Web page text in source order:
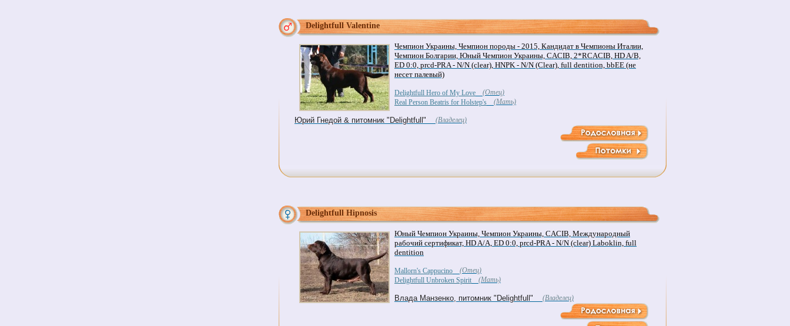
Delightfull Valentine
Чемпион Украины, Чемпион породы - 2015, Кандидат в Чемпионы Италии,
Чемпион Болгарии, Юный Чемпион Украины, CACIB, 2*RCACIB, HD A/B,
ED 0:0, prcd-PRA - N/N (clear), HNPK - N/N (Clear), full dentition, bbEE (не
несет палевый)
Delightfull Hero of My Love
(Отец)
Real Person Beatris for Holstep's
(Мать)
Юрий Гнедой & питомник "Delightfull" (Владелец)
Delightfull Hipnosis
Юный Чемпион Украины, Чемпион Украины, CACIB, Международный
рабочий сертификат, HD A/A, ED 0:0, prcd-PRA - N/N (clear) Laboklin, full
dentition
Mallorn's Cappucino
(Отец)
Delightfull Unbroken Spirit
(Мать)
Влада Манзенко, питомник "Delightfull" (Владелец)